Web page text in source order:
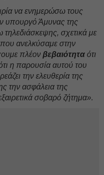
να ενημερώσω τους
υπουργό Άμυνας της
σχετικά με
ανελκύσαμε στην
πλέον βεβαιότητα ότι
η παρουσία αυτού του
την ελευθερία της
την ασφάλεια της
σοβαρό ζήτημα».